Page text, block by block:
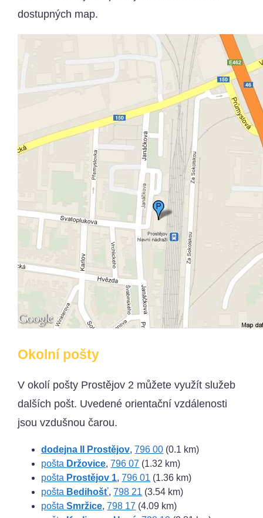
dostupných map.
Okolní pošty
V okolí pošty Prostějov 2 můžete využít služeb
dalších pošt. Uvedené orientační vzdálenosti
jsou vzdušnou čarou.
dodejna II Prostějov,796 00 (0.1 km)
pošta Držovice,796 07 (1.32 km)
pošta Prostějov 1,796 01 (1.36 km)
pošta Bedihošť,798 21 (3.54 km)
poštaSmržice,798 17 (4.09 km)